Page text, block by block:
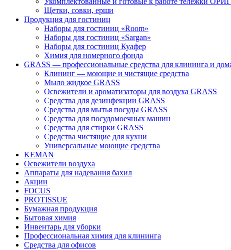
Щетки, совки, ерши
Продукция для гостиниц
Наборы для гостиниц «Room»
Наборы для гостиниц «Sargan»
Наборы для гостиниц Куафер
Химия для номерного фонда
GRASS — профессиональные средства для клининга и
Клининг — моющие и чистящие средства
Мыло жидкое GRASS
Освежители и ароматизаторы для воздуха GRASS
Средства для дезинфекции GRASS
Средства для мытья посуды GRASS
Средства для посудомоечных машин
Средства для стирки GRASS
Средства чистящие для кухни
Универсальные моющие средства
KEMAN
Освежители воздуха
Аппараты для надевания бахил
Акции
FOCUS
PROTISSUE
Бумажная продукция
Бытовая химия
Инвентарь для уборки
Профессиональная химия для клининга
Средства для офисов